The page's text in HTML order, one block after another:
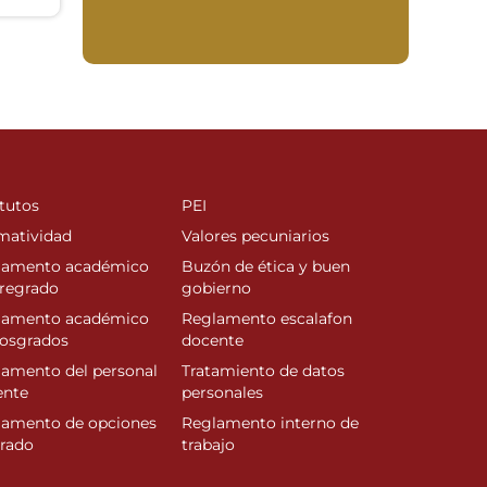
académico
académico
del personal
de opciones
PEI
Valores pecuniarios
Buzón de ética y buen
gobierno
Reglamento escalafon
docente
Tratamiento de datos
personales
Reglamento interno de
trabajo